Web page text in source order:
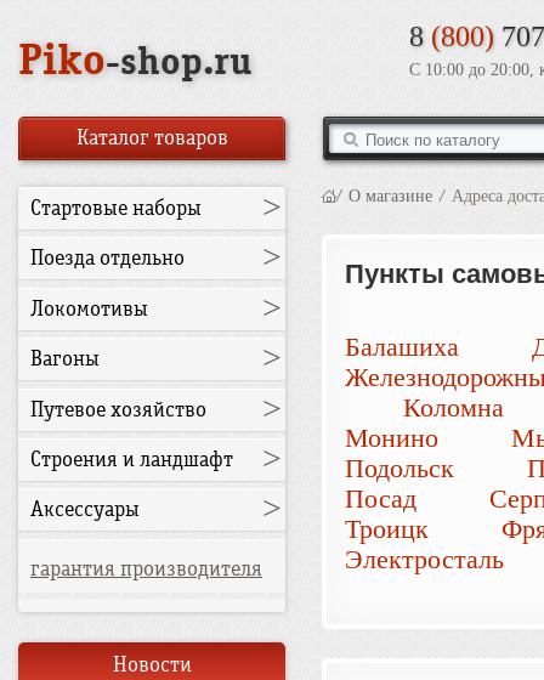
Piko-shop.ru
8 (800)
С 10:00 до 20:00,
Каталог товаров
Стартовые наборы >
Поезда отдельно >
Локомотивы >
Вагоны >
Путевое хозяйство >
Строения и ландшафт >
Аксессуары >
гарантия производителя
Новости
/ О магазине / Адреса
Пункты
Балашиха
Коломна
Монино
Подольск
Посад
Троицк
Электросталь